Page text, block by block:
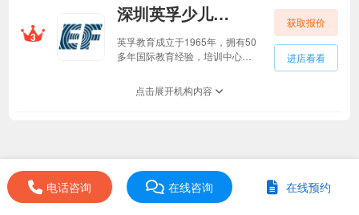
定制个性化的教学方案。通过生
动有趣的教学方式，如角色扮
演、情景模拟等，外教们成功激
发了学员的学习兴趣，让英语学
习不再枯燥无味。值得一提的
学经验。
3
深圳英孚少儿英语深圳英孚少儿英语
英孚教育成立于1965年，拥有50
多年国际教育经验，培训中心遍
家。深圳英孚青少儿英语深耕中
国多年，是众多中国学生和家长
法，致力于帮助学员更快更有效
地掌握纯正英语，建立起说英语
的自信。
获取报价
进店看看
点击展开机构内容
电话咨询 在线咨询 在线预约